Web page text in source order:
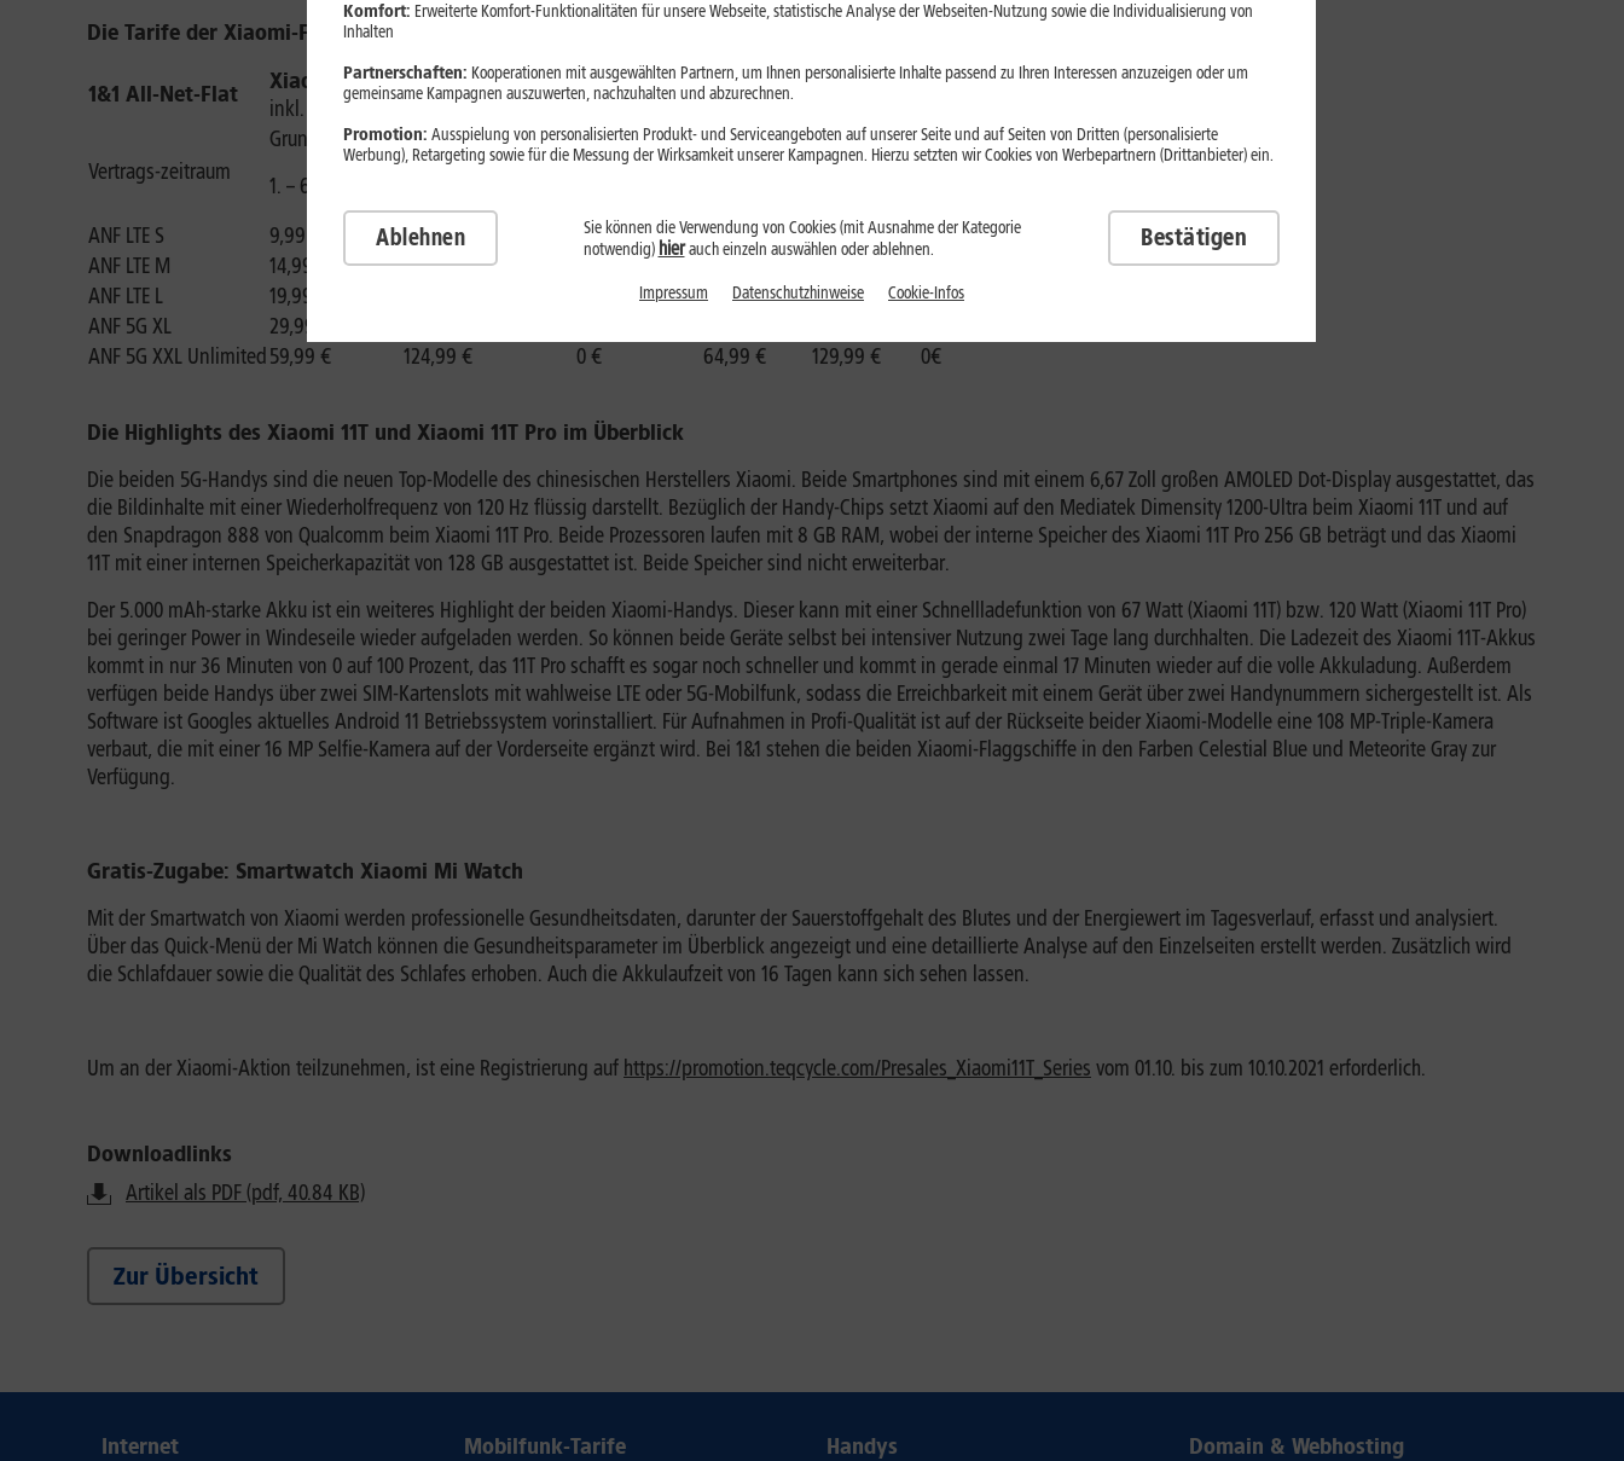
Die Tarife der Xiaomi-Flaggschiffe in der Übersicht
1&1 All-Net-Flat
Xiaomi Mi 11T
inkl.
Mi Watch
Xiaomi Mi 11T Pro
Mi Watch
Vertrags-zeitraum
Grundgebühr
1. – 6. M.
Grundgebühr
Einmal-zahlung
GrundgebührGrundgebühr
ANF LTE S 9,99 € 39,99 € 0 € 14,99 € 44,99 €
0 €
ANF LTE M
14,99 € 44,99 €
ANF LTE L
19,99 € 24,99 € 54,99 €
0 €
ANF 5G XL
29,99 €
ANF 5G XXL Unlimited 59,99 € 124,99 € 0 € 64,99 € 129,99 € 0€
Die Highlights des Xiaomi 11T und Xiaomi 11T Pro im Überblick
Die beiden 5G-Handys sind die neuen Top-Modelle des chinesischen Herstellers Xiaomi. Beide Smartphones sind mit einem 6,67 Zoll großen AMOLED Dot-Display ausgestattet, das
die Bildinhalte mit einer Wiederholfrequenz von 120 Hz flüssig darstellt. Bezüglich der Handy-Chips setzt Xiaomi auf den Mediatek Dimensity 1200-Ultra beim Xiaomi 11T und auf
den Snapdragon 888 von Qualcomm beim Xiaomi 11T Pro. Beide Prozessoren laufen mit 8 GB RAM, wobei der interne Speicher des Xiaomi 11T Pro 256 GB beträgt und das Xiaomi
11T mit einer internen Speicherkapazität von 128 GB ausgestattet ist. Beide Speicher sind nicht erweiterbar.
Der 5.000 mAh-starke Akku ist ein weiteres Highlight der beiden Xiaomi-Handys. Dieser kann mit einer Schnellladefunktion von 67 Watt (Xiaomi 11T) bzw. 120 Watt (Xiaomi 11T Pro)
bei geringer Power in Windeseile wieder aufgeladen werden. So können beide Geräte selbst bei intensiver Nutzung zwei Tage lang durchhalten. Die Ladezeit des Xiaomi 11T-Akkus
kommt in nur 36 Minuten von 0 auf 100 Prozent, das 11T Pro schafft es sogar noch schneller und kommt in gerade einmal 17 Minuten wieder auf die volle Akkuladung. Außerdem
verfügen beide Handys über zwei SIM-Kartenslots mit wahlweise LTE oder 5G-Mobilfunk, sodass die Erreichbarkeit mit einem Gerät über zwei Handynummern sichergestellt ist. Als
Software ist Googles aktuelles Android 11 Betriebssystem vorinstalliert. Für Aufnahmen in Profi-Qualität ist auf der Rückseite beider Xiaomi-Modelle eine 108 MP-Triple-Kamera
verbaut, die mit einer 16 MP Selfie-Kamera auf der Vorderseite ergänzt wird. Bei 1&1 stehen die beiden Xiaomi-Flaggschiffe in den Farben Celestial Blue und Meteorite Gray zur
Verfügung.
Gratis-Zugabe: Smartwatch Xiaomi Mi Watch
Mit der Smartwatch von Xiaomi werden professionelle Gesundheitsdaten, darunter der Sauerstoffgehalt des Blutes und der Energiewert im Tagesverlauf, erfasst und analysiert.
Über das Quick-Menü der Mi Watch können die Gesundheitsparameter im Überblick angezeigt und eine detaillierte Analyse auf den Einzelseiten erstellt werden. Zusätzlich wird
die Schlafdauer sowie die Qualität des Schlafes erhoben. Auch die Akkulaufzeit von 16 Tagen kann sich sehen lassen.
Um an der Xiaomi-Aktion teilzunehmen, ist eine Registrierung auf https://promotion.teqcycle.com/Presales_Xiaomi11T_Series vom 01.10. bis zum 10.10.2021 erforderlich.
Downloadlinks
Artikel als PDF (pdf, 40.84 KB)
Zur Übersicht
Internet Mobilfunk-Tarife Handys Domain & Webhosting
Komfort: Erweiterte Komfort-Funktionalitäten für unsere Webseite, statistische Analyse der Webseiten-Nutzung sowie die Individualisierung von
Inhalten
Partnerschaften: Kooperationen mit ausgewählten Partnern, um Ihnen personalisierte Inhalte passend zu Ihren Interessen anzuzeigen oder um
gemeinsame Kampagnen auszuwerten, nachzuhalten und abzurechnen.
Promotion: Ausspielung von personalisierten Produkt- und Serviceangeboten auf unserer Seite und auf Seiten von Dritten (personalisierte
Werbung), Retargeting sowie für die Messung der Wirksamkeit unserer Kampagnen. Hierzu setzten wir Cookies von Werbepartnern (Drittanbieter) ein.
Ablehnen
Sie können die Verwendung von Cookies (mit Ausnahme der Kategorie
notwendig) hierauch einzeln auswählen oder ablehnen. Bestätigen
Impressum Datenschutzhinweise Cookie-Infos